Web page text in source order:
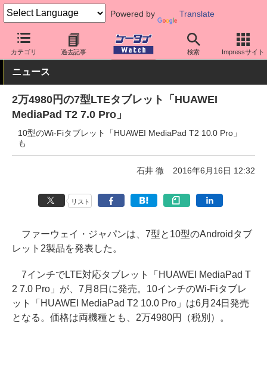
Powered by Translate
カテゴリ 過去記事 検索 Impressサイト
ケータイ Watch 格安スマホ/格安SIM 格安スマホ/SIMフリースマ
ニュース
2万4980円の7型LTEタブレット「HUAWEI
MediaPad T2 7.0 Pro」
10型のWi-Fiタブレット「HUAWEI MediaPad T2 10.0 Pro」
も
石井 徹 2016年6月16日 12:32
リスト
ファーウェイ・ジャパンは、7型と10型のAndroidタブ
レット2製品を発表した。
7インチでLTE対応タブレット「HUAWEI MediaPad T
2 7.0 Pro」が、7月8日に発売。10インチのWi-Fiタブレ
ット「HUAWEI MediaPad T2 10.0 Pro」は6月24日発売
となる。価格は両機種とも、2万4980円（税別）。